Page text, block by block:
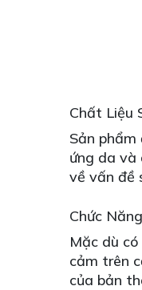
Chất Liệu
Sản
ứng da và
về vấn đề
Chức
Mặc dù
cảm trên
của bản